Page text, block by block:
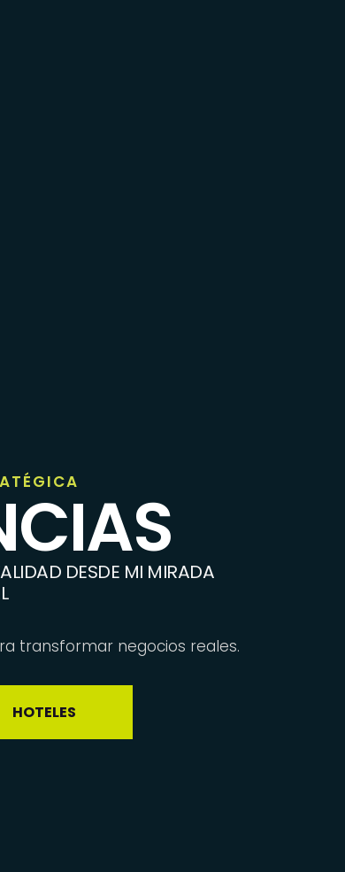
DESDE MI MIRADA
transformar negocios reales.
HOTELES